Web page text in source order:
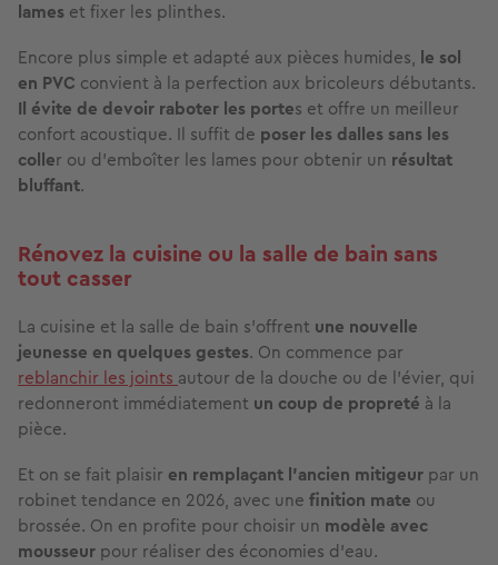
lames et fixer les plinthes.
Encore plus simple et adapté aux pièces humides, le sol
en PVC convient à la perfection aux bricoleurs débutants.
Il évite de devoir raboter les portes et offre un meilleur
confort acoustique. Il suffit de poser les dalles sans les
coller ou d’emboîter les lames pour obtenir un résultat
bluffant.
Rénovez la cuisine ou la salle de bain sans
tout casser
La cuisine et la salle de bain s’offrent une nouvelle
jeunesse en quelques gestes. On commence par
reblanchir les joints autour de la douche ou de l’évier, qui
redonneront immédiatement un coup de propreté à la
pièce.
Et on se fait plaisir en remplaçant l’ancien mitigeur par un
robinet tendance en 2026, avec une finition mate ou
brossée. On en profite pour choisir un modèle avec
mousseur pour réaliser des économies d’eau.